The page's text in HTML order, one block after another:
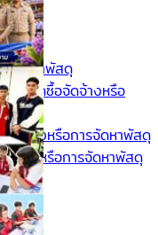
รจัดหาพัสดุ
การจัดซื้อจัดจ้างหรือ
จัดจ้างหรือการจัดหาพัสดุ
จ้าง หรือการจัดหาพัสดุ